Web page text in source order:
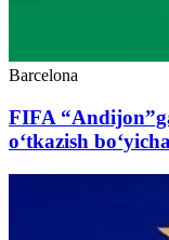
Barcelona
FIFA
o‘tkazish